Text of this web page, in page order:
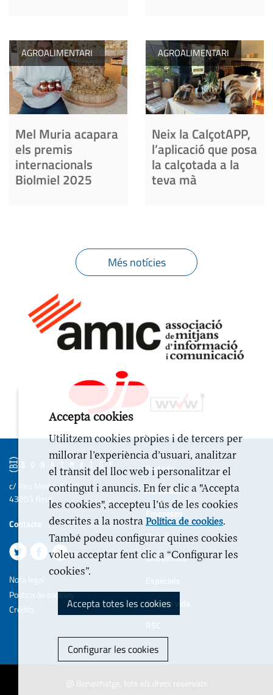
AGROALIMENTARI
Mel Muria acapara
els premis
internacionals
Biolmiel 2025
AGROALIMENTARI
Neix la CalçotAPP,
l’aplicació que posa
la calçotada a la
teva mà
Més notícies
Portada
Actualitat
Empreses
Opinió
Entrevistes
Especials
Estil de vida
RSC
c/ Illes Medes 6-10
43203 Reus
Contacte
Nota legal
Politica de cookies
Crèdits
@ Bonaimatge, tots els drets reservats
Accepta cookies
Utilitzem cookies pròpies i de tercers per
millorar l’experiència d’usuari, analitzar
el trànsit del lloc web i personalitzar el
contingut i anuncis. En fer clic a "Accepta
les cookies", accepteu l’ús de les cookies
descrites a la nostra Política de cookies.
També podeu configurar quines cookies
voleu acceptar fent clic a “Configurar les
cookies”.
Accepta totes les cookies
Configurar les cookies